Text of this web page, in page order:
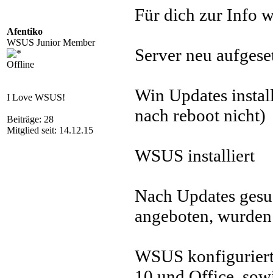
Afentiko
WSUS Junior Member
Offline
I Love WSUS!
Beiträge: 28
Mitglied seit: 14.12.15
Für dich zur Info
Server neu
Win Updates
nach reboot nicht)
WSUS installiert
Nach Updates
angeboten,
WSUS